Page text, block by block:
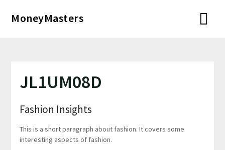
MoneyMasters
JL1UM08D
Fashion Insights
This is a short paragraph about fashion. It covers some
interesting aspects of fashion.